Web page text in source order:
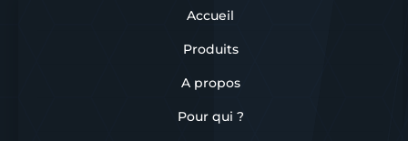
Accueil
Produits
A propos
Pour qui ?